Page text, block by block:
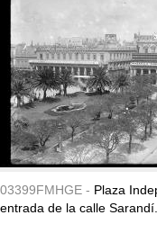
03399FMHGE - Plaza
entrada de la calle Sarandí.